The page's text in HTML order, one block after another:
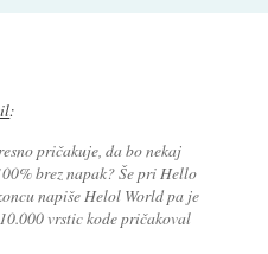
:
pričakuje, da bo nekaj
brez napak? Še pri Hello
napiše Helol World pa je
vrstic kode pričakoval